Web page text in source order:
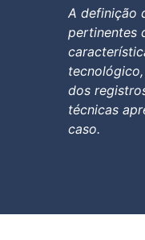
A definição
pertinentes
dos
técnicas
caso.